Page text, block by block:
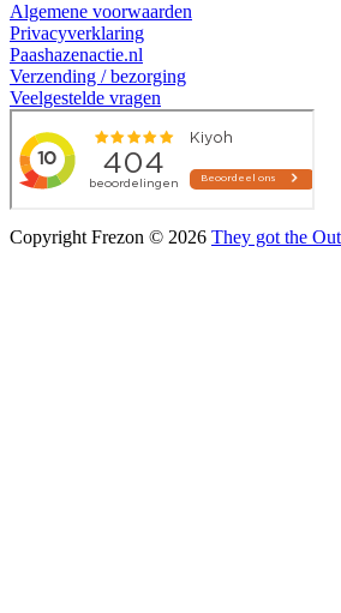
Algemene voorwaarden
Privacyverklaring
Paashazenactie.nl
Verzending / bezorging
Veelgestelde vragen
Copyright Frezon © 2026 They got the